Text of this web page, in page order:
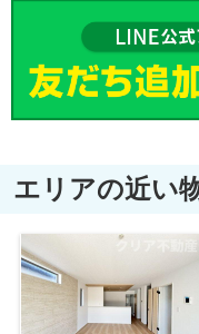
エリアの近い